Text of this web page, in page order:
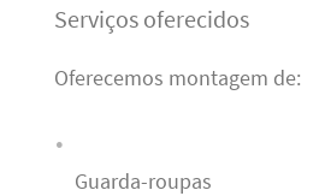
Serviços oferecidos
Oferecemos montagem de:
Guarda-roupas